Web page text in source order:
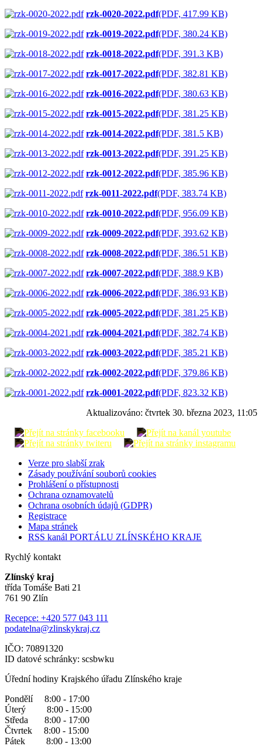
rzk-0020-2022.pdf(PDF, 417.99 KB)
rzk-0019-2022.pdf(PDF, 380.24 KB)
rzk-0018-2022.pdf(PDF, 391.3 KB)
rzk-0017-2022.pdf(PDF, 382.81 KB)
rzk-0016-2022.pdf(PDF, 380.63 KB)
rzk-0015-2022.pdf(PDF, 381.25 KB)
rzk-0014-2022.pdf(PDF, 381.5 KB)
rzk-0013-2022.pdf(PDF, 391.25 KB)
rzk-0012-2022.pdf(PDF, 385.96 KB)
rzk-0011-2022.pdf(PDF, 383.74 KB)
rzk-0010-2022.pdf(PDF, 956.09 KB)
rzk-0009-2022.pdf(PDF, 393.62 KB)
rzk-0008-2022.pdf(PDF, 386.51 KB)
rzk-0007-2022.pdf(PDF, 388.9 KB)
rzk-0006-2022.pdf(PDF, 386.93 KB)
rzk-0005-2022.pdf(PDF, 381.25 KB)
rzk-0004-2021.pdf(PDF, 382.74 KB)
rzk-0003-2022.pdf(PDF, 385.21 KB)
rzk-0002-2022.pdf(PDF, 379.86 KB)
rzk-0001-2022.pdf(PDF, 823.32 KB)
Aktualizováno: čtvrtek 30. března 2023, 11:05
Verze pro slabší zrak
Zásady používání souborů cookies
Prohlášení o přístupnosti
Ochrana oznamovatelů
Ochrana osobních údajů (GDPR)
Registrace
Mapa stránek
RSS kanál PORTÁLU ZLÍNSKÉHO KRAJE
Rychlý kontakt
Zlínský kraj
třída Tomáše Bati 21
761 90 Zlín
Recepce: +420 577 043 111
podatelna@zlinskykraj.cz
IČO: 70891320
ID datové schránky: scsbwku
Úřední hodiny Krajského úřadu Zlínského kraje
Pondělí 8:00 - 17:00
Úterý 8:00 - 15:00
Středa 8:00 - 17:00
Čtvrtek 8:00 - 15:00
Pátek 8:00 - 13:00